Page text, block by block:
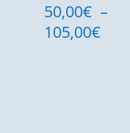
50,00€ –
105,00€Plage